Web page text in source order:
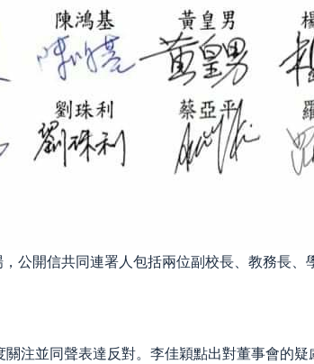
公開信共同連署人包括兩位副校長、 教務長、
注並同聲表達反對。李佳穎點出對董事會的